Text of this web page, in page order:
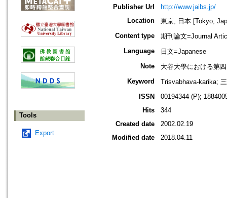
Tools
Export
Publisher Url
http://www.jaibs.jp/
Location
東京, 日本 [Tokyo,
Content type
期刊論文=Journal
Language
日文=Japanese
Note
大谷大學における第
Keyword
Trisvabhava-karika;
ISSN
00194344 (P);
Hits
344
Created date
2002.02.19
Modified date
2018.04.11